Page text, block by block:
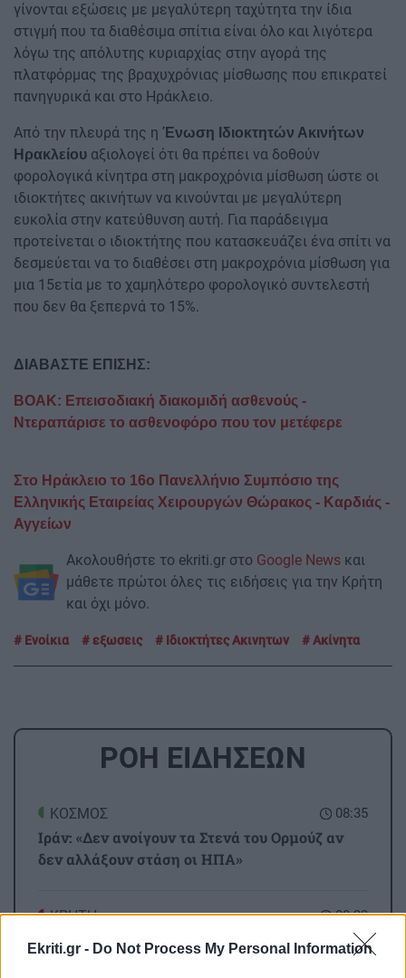
Ekriti.gr - Do Not Process My Personal Information
γίνονται εξώσεις με μεγαλύτερη ταχύτητα την ίδια
στιγμή που τα διαθέσιμα σπίτια είναι όλο και λιγότερα
λόγω της απόλυτης κυριαρχίας στην αγορά της
πλατφόρμας της βραχυχρόνιας μίσθωσης που επικρατεί
πανηγυρικά και στο Ηράκλειο.
Από την πλευρά της η Ένωση Ιδιοκτητών Ακινήτων
Ηρακλείου αξιολογεί ότι θα πρέπει να δοθούν
φορολογικά κίνητρα στη μακροχρόνια μίσθωση ώστε οι
ιδιοκτήτες ακινήτων να κινούνται με μεγαλύτερη
ευκολία στην κατεύθυνση αυτή. Για παράδειγμα
προτείνεται ο ιδιοκτήτης που κατασκευάζει ένα σπίτι να
δεσμεύεται να το διαθέσει στη μακροχρόνια μίσθωση για
μια 15ετία με το χαμηλότερο φορολογικό συντελεστή
που δεν θα ξεπερνά το 15%.
ΔΙΑΒΑΣΤΕ ΕΠΙΣΗΣ:
ΒΟΑΚ: Επεισοδιακή διακομιδή ασθενούς -
Ντεραπάρισε το ασθενοφόρο που τον μετέφερε
Στο Ηράκλειο το 16ο Πανελλήνιο Συμπόσιο της
Ελληνικής Εταιρείας Χειρουργών Θώρακος - Καρδιάς -
Αγγείων
Ακολουθήστε το ekriti.gr στο Google News και
μάθετε πρώτοι όλες τις ειδήσεις για την Κρήτη
και όχι μόνο.
Ενοίκια εξωσεις Ιδιοκτήτες Ακινητων Ακίνητα
ΡΟΗ ΕΙΔΗΣΕΩΝ
08:35
ΚΟΣΜΟΣ
Ιράν: «Δεν ανοίγουν τα Στενά του Ορμούζ αν
δεν αλλάξουν στάση οι ΗΠΑ»
08:23
ΚΡΗΤΗ
Τραγωδία στον Κάβρο Χανίων - Νεκρή 62χρονη
τουρίστρια στη θάλασσα